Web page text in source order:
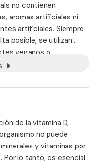
no contienen
aromas artificiales ni
artificiales. Siempre
posible, se utilizan
veganos o
y todos los
de la vitamina D,
no puede
y vitaminas por
Por lo tanto, es esencial